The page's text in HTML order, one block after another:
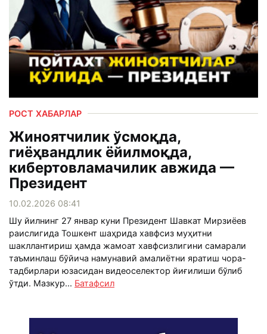
РОСТ ХАБАРЛАР
Жиноятчилик ўсмоқда,
гиёҳвандлик ёйилмоқда,
кибертовламачилик авжида —
Президент
10.02.2026 08:41
Шу йилнинг 27 январ куни Президент Шавкат Мирзиёев
раислигида Тошкент шаҳрида хавфсиз муҳитни
шакллантириш ҳамда жамоат хавфсизлигини самарали
таъминлаш бўйича намунавий амалиётни яратиш чора-
тадбирлари юзасидан видеоселектор йиғилиши бўлиб
ўтди. Мазкур... Батафсил